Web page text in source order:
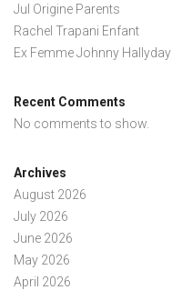
Jul Origine Parents
Rachel Trapani Enfant
Ex Femme Johnny Hallyday
Recent Comments
No comments to show.
Archives
August 2026
July 2026
June 2026
May 2026
April 2026